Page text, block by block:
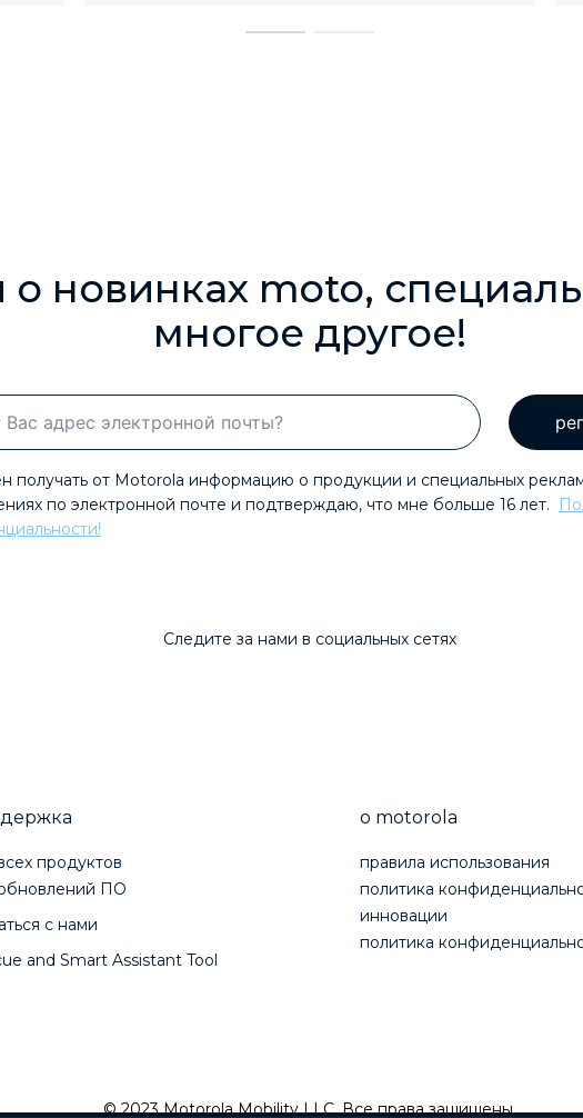
о новинках moto,
многое другое!
получать от Motorola информацию о продукции и специальных
по электронной почте и подтверждаю, что мне больше 16 лет.
Следите за нами в социальных сетях
продуктов
ПО
с нами
and Smart Assistant Tool
о motorola
правила использования
политика
инновации
политика
© 2023 Motorola Mobility LLC. Все права защищены.